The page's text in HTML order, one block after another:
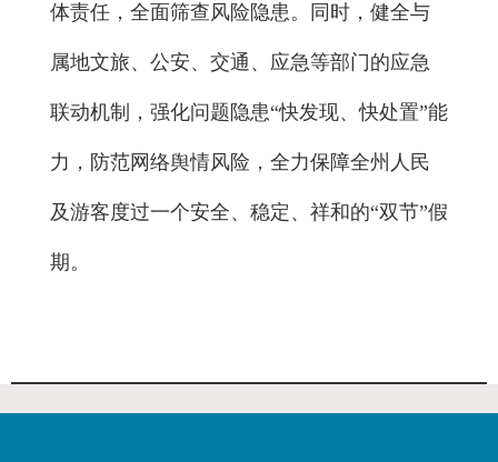
体责任，全面筛查风险隐患。同时，健全与
属地文旅、公安、交通、应急等部门的应急
联动机制，强化问题隐患“快发现、快处置”能
力，防范网络舆情风险，全力保障全州人民
及游客度过一个安全、稳定、祥和的“双节”假
期。